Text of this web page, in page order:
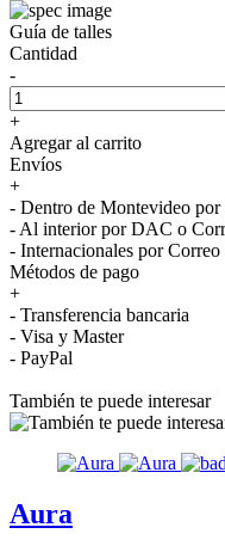
Guía de talles
Cantidad
-
+
Agregar al carrito
Envíos
+
- Dentro de Montevideo por
- Al interior por DAC o
- Internacionales por
Métodos de pago
+
- Transferencia bancaria
- Visa y Master
- PayPal
También te puede interesar
Aura